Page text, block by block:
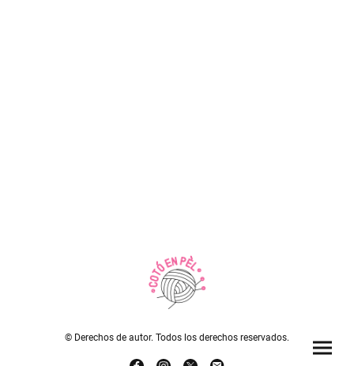
© Derechos de autor. Todos los derechos reservados.